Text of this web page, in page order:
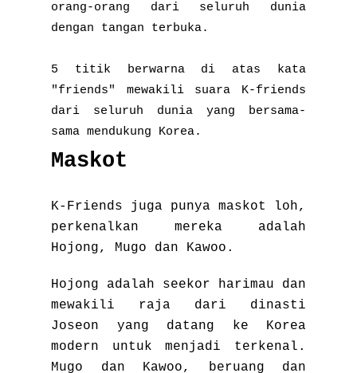
orang-orang dari seluruh dunia
dengan tangan terbuka.
5 titik berwarna di atas kata
"friends" mewakili suara K-friends
dari seluruh dunia yang bersama-
sama mendukung Korea.
Maskot
K-Friends juga punya maskot loh,
perkenalkan mereka adalah
Hojong, Mugo dan Kawoo.
Hojong adalah seekor harimau dan
mewakili raja dari dinasti
Joseon yang datang ke Korea
modern untuk menjadi terkenal.
Mugo dan Kawoo, beruang dan